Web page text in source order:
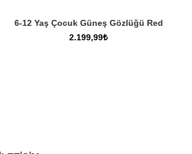
6-12 Yaş Çocuk Güneş Gözlüğü Red
₺